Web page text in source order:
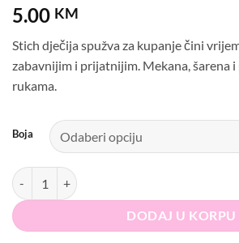
5.00 KM
Stich dječija spužva za kupanje čini
zabavnijim i prijatnijim. Mekana, šarena
rukama.
Boja
Stich dječija spužva količina
DODAJ U KORPU